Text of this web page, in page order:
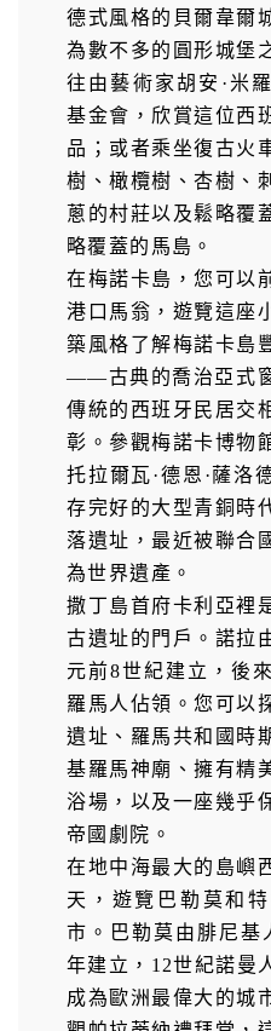
德式風格的貝爾韋爾
為數不多的圓形城堡
往由藝術家胡安·米
基金會，欣賞這位西
品；或者乘坐復古火
樹、橄欖樹、杏樹、
蔥的村莊以及鬆略覆
略覆蓋的馬島。
在梅諾卡島，您可以
港口馬翁，遊覽這座
築風格了解梅諾卡島
——古典的喬治亞式
傳統的西班牙民居交
彰。參觀梅諾卡博物
托拉爾瓦·德恩·薩洛
存完好的大型青銅時
落遺址，最近被聯合
為世界遺產。
撒丁島首府卡利亞裡
古遺址的門戶。諾拉
元前8世紀建立，後
羅馬人佔領。您可以
遺址、羅馬共和國時
基羅馬神廟、擁有精
浴場，以及一座幾乎
帝國劇院。
在地中海最大的島嶼
天，遊覽巴勒莫和
市。巴勒莫由腓尼基
年建立，12世紀諾曼
成為歐洲最偉大的城